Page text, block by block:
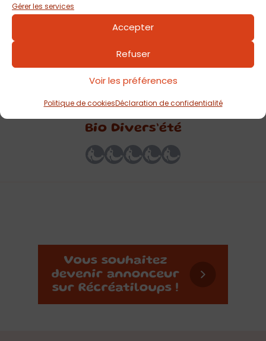
Gérer les services
Accepter
Refuser
Voir les préférences
Politique de cookiesDéclaration de confidentialité
Divers’été », ainsi que le programme détaillé des mercredis
Bio Divers’été